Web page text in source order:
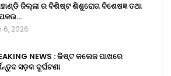
ଜିଲ୍ଲା ର ବିଶିଷ୍ଟ ଶିଶୁରୋଗ ବିଶେଷଜ୍ଞ ତଥା
6, 2026
NEWS : କିଷ୍ଟ କଲେଜ ପାଖରେ
ସଡ଼କ ଦୁର୍ଘଟଣା